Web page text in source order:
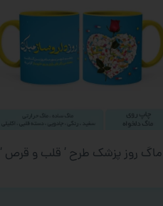
ماگ روز پزشک طرح ‘ قلب و قرص ‘